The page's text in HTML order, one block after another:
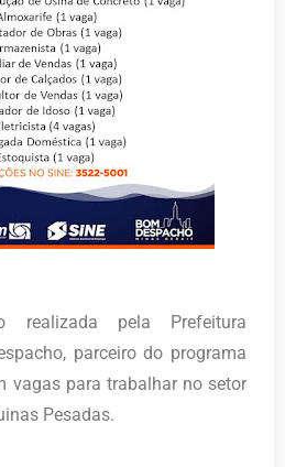
realizada pela Prefeitura
parceiro do programa
vagas para trabalhar no setor
Pesadas.